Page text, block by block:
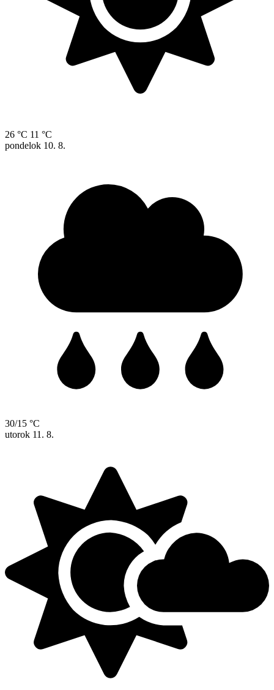
26 °C 11 °C
pondelok 10. 8.
30/15 °C
utorok 11. 8.